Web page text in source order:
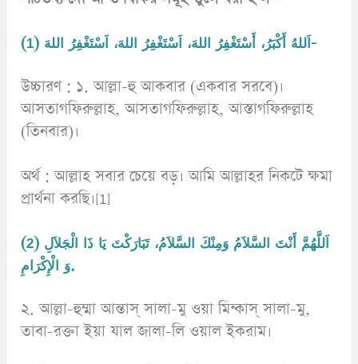
(1) اَللهُ أَكْبَرُ، أَسْتَغْفِرُ اللهَ، اَسْتَغْفِرُ اللهَ، اَسْتَغْفِرُ اللهَ-
উচ্চারণ : ১. আল্লা-হু আকবার (একবার সরবে)।
আসতাগফিরুল্লাহ, আসতাগফিরুল্লাহ, আস্তাগফিরুল্লাহ
(তিনবার)।
অর্থ : আল্লাহ সবার চেয়ে বড়। আমি আল্লাহর নিকটে ক্ষমা
প্রার্থনা করছি।[1]
(2) اَللَّهُمَّ أَنْتَ السَّلاَمُ وَمِنْكَ السَّلاَمُ، تَبَارَكْتَ يَا ذَا الْجَلاَلِ
وَ الْإِكْرَامِ.
২. আল্লা-হুম্মা আন্তাস্ সালা-মু ওয়া মিন্কাস্ সালা-মু,
তাবা-রক্তা ইয়া যাল জালা-লি ওয়াল ইকরাম।